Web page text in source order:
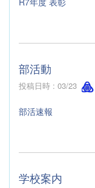
部活動
投稿日時 : 03/23
部活速報
学校案内